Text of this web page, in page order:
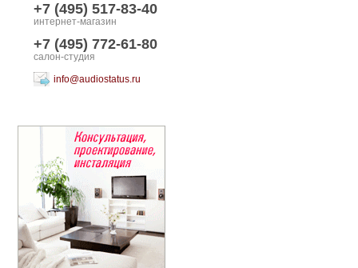
+7 (495) 517-83-40
интернет-магазин
+7 (495) 772-61-80
салон-студия
info@audiostatus.ru